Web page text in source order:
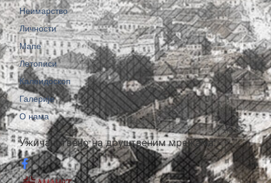
Ужичанствено на друштвеним мрежама:
Неимарство
Личности
Мапе
Летописи
Калеидоскоп
Галерије
О нама